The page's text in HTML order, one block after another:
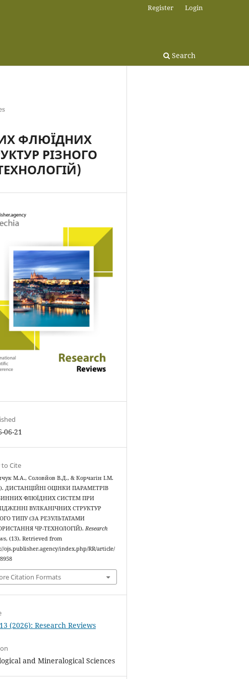
Search
Register Login
ФЛЮЇДНИХ
РІЗНОГО
06-21
to Cite
М.А., Соловйов В.Д., & Корчагін І.М.
ДИСТАНЦІЙНІ ОЦІНКИ ПАРАМЕТРІВ
ФЛЮЇДНИХ СИСТЕМ ПРИ
ВУЛКАНІЧНИХ СТРУКТУР
ТИПУ (ЗА РЕЗУЛЬТАТАМИ
ЧР-ТЕХНОЛОГІЙ).Research
, (13). Retrieved from
ojs.publisher.agency/index.php/RR/article/
Citation Formats
(2026): Research Reviews
and Mineralogical Sciences